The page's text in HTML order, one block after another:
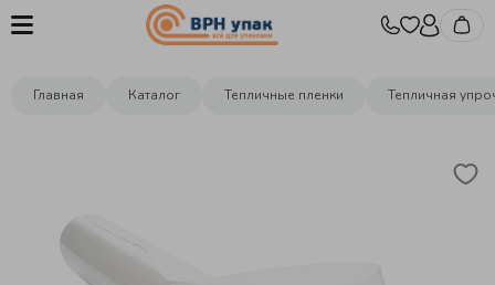
Главная Каталог Тепличные пленки Тепличная